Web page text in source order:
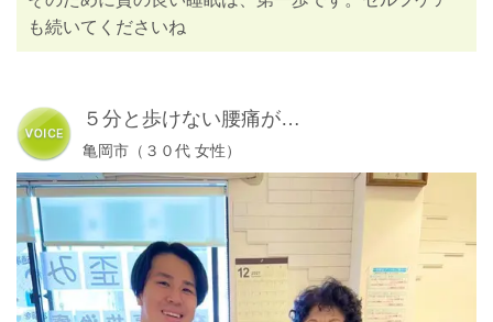
も続いてくださいね
５分と歩けない腰痛が…
亀岡市（３０代 女性）